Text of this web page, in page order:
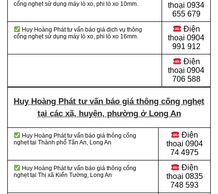
cống nghẹt sử dụng máy lò xo, phi lò xo 10mm.
thoại 0934
655 679
Huy Hoàng Phát tư vấn báo giá dịch vụ thông
cống nghẹt sử dụng máy lò xo, phi lò xo 16mm.
Điện
thoại 0904
991 912
Điện
thoại 0904
706 588
Huy Hoàng Phát tư vấn báo giá thông cống nghẹt
tại các xã, huyện, phường ở Long An
Huy Hoàng Phát tư vấn báo giá thông cống
nghẹt tại Thành phố Tân An, Long An
Điện
thoại 0904
74 4975
Huy Hoàng Phát tư vấn báo giá thông cống
nghẹt tại Thị xã Kiến Tường, Long An
Điện
thoại 0835
748 593